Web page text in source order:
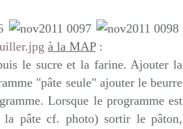
à la MAP:
le sucre et la farine. Ajouter la
"pâte seule" ajouter le beurre
Lorsque le programme est
la pâte cf. photo) sortir le pâton,